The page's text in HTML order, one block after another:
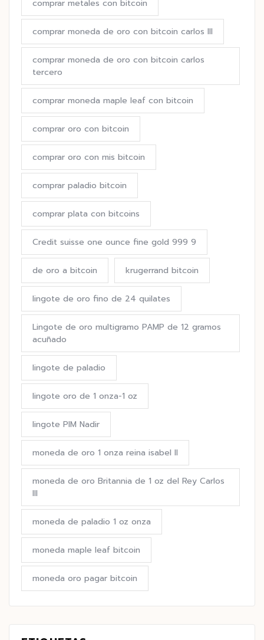
comprar metales con bitcoin
comprar moneda de oro con bitcoin carlos III
comprar moneda de oro con bitcoin carlos
tercero
comprar moneda maple leaf con bitcoin
comprar oro con bitcoin
comprar oro con mis bitcoin
comprar paladio bitcoin
comprar plata con bitcoins
Credit suisse one ounce fine gold 999 9
de oro a bitcoin krugerrand bitcoin
lingote de oro fino de 24 quilates
Lingote de oro multigramo PAMP de 12 gramos
acuñado
lingote de paladio
lingote oro de 1 onza-1 oz
lingote PIM Nadir
moneda de oro 1 onza reina isabel II
moneda de oro Britannia de 1 oz del Rey Carlos
III
moneda de paladio 1 oz onza
moneda maple leaf bitcoin
moneda oro pagar bitcoin